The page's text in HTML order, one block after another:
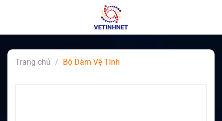
Trang chủ / Bộ Đàm Vệ Tinh